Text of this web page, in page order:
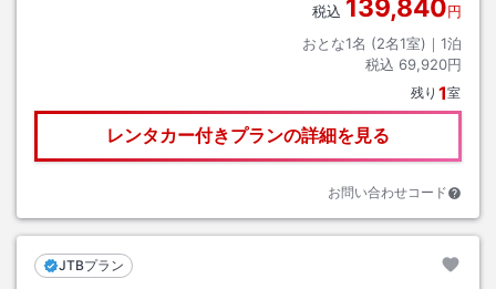
税込 139,840円
おとな1名 (2名1室)｜ 1泊
税込 69,920円
残り 1室
レンタカー付きプランの詳細を見る
お問い合わせコード
JTBプラン